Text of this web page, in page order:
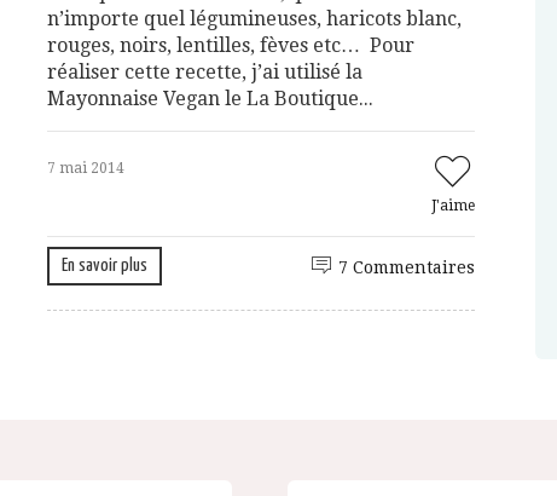
n’importe quel légumineuses, haricots blanc,
rouges, noirs, lentilles, fèves etc… Pour
réaliser cette recette, j’ai utilisé la
Mayonnaise Vegan le La Boutique...
7 mai 2014
J'aime
En savoir plus 7 Commentaires